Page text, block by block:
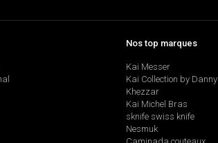
Nos top marques
Kai Messer
Kai Collection by Danny
Khezzar
Kai Michel Bras
sknife swiss knife
Nesmuk